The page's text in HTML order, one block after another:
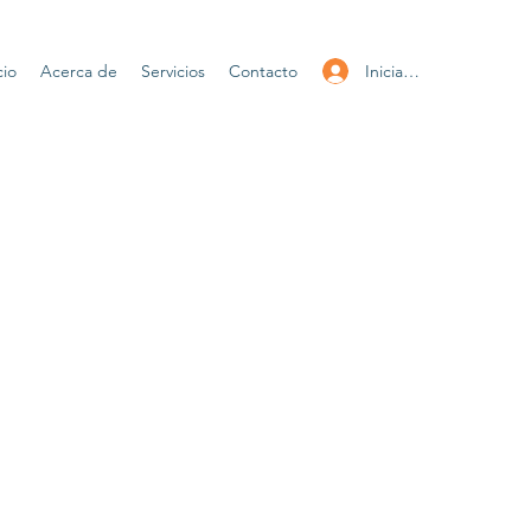
Iniciar sesión
Acerca de Servicios Contacto